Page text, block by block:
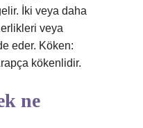
İki veya daha
veya
eder. Köken:
kökenlidir.
ne